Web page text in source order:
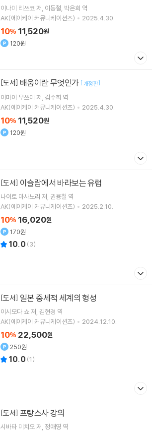
이나미 리쓰코 저 이동철 박은희 역
AK(에이케이 커뮤니케이션즈)
2025.4.30.
10% 11,520원
120원
[도서] 배움이란 무엇인가 [개정판]
이마이 무쓰미 저 김수희 역
AK(에이케이 커뮤니케이션즈)
2025.4.30.
10% 11,520원
120원
[도서] 이슬람에서 바라보는 유럽
나이토 마사노리 저 권용철 역
AK(에이케이 커뮤니케이션즈)
2025.2.10.
10% 16,020원
170원
10.0 (3)
[도서] 일본 중세적 세계의 형성
이시모다 쇼저 김현경 역
AK(에이케이 커뮤니케이션즈)
2024.12.10.
10% 22,500원
250원
10.0 (1)
[도서] 프랑스사 강의
시바타 미치오 저 정애영 역